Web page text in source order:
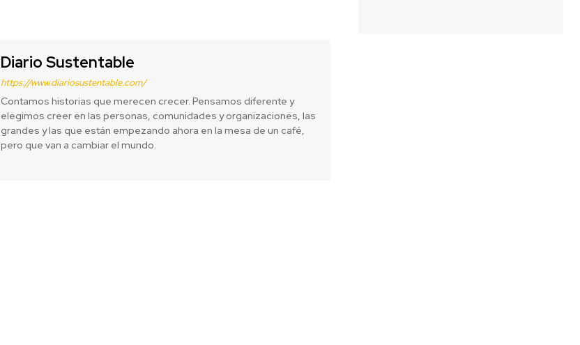
Diario Sustentable
https://www.diariosustentable.com/
Contamos historias que merecen crecer. Pensamos diferente y
elegimos creer en las personas, comunidades y organizaciones, las
grandes y las que están empezando ahora en la mesa de un café,
pero que van a cambiar el mundo.